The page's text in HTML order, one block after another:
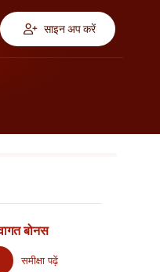
साइन अप करें
बोनस
समीक्षा पढ़ें